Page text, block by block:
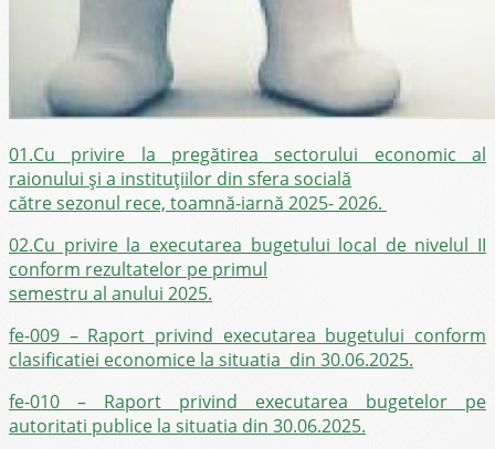
01.Cu privire la pregătirea sectorului economic al
raionului și a instituțiilor din sfera socială
către sezonul rece, toamnă-iarnă 2025- 2026.
02.Cu privire la executarea bugetului local de nivelul II
conform rezultatelor pe primul
semestru al anului 2025.
fe-009 – Raport privind executarea bugetului conform
clasificatiei economice la situatia din 30.06.2025.
fe-010 – Raport privind executarea bugetelor pe
autoritati publice la situatia din 30.06.2025.